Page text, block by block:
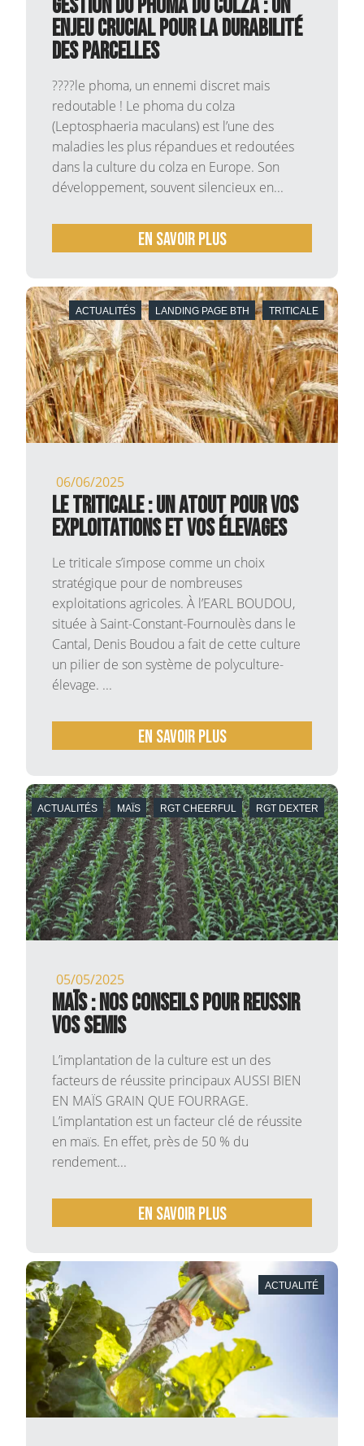
Gestion du phoma du colza : un
enjeu crucial pour la durabilité
des parcelles
????le phoma, un ennemi discret mais
redoutable ! Le phoma du colza
(Leptosphaeria maculans) est l’une des
maladies les plus répandues et redoutées
dans la culture du colza en Europe. Son
développement, souvent silencieux en...
En savoir plus
ACTUALITÉS LANDING PAGE BTH TRITICALE
06/06/2025
Le triticale : un atout pour vos
exploitations et vos élevages
Le triticale s’impose comme un choix
stratégique pour de nombreuses
exploitations agricoles. À l’EARL BOUDOU,
située à Saint-Constant-Fournoulès dans le
Cantal, Denis Boudou a fait de cette culture
un pilier de son système de polyculture-
élevage. ...
En savoir plus
ACTUALITÉS MAÏS RGT CHEERFUL RGT DEXTER
05/05/2025
MAÏS : NOS CONSEILS POUR REUSSIR
VOS SEMIS
L’implantation de la culture est un des
facteurs de réussite principaux AUSSI BIEN
EN MAÏS GRAIN QUE FOURRAGE.
L’implantation est un facteur clé de réussite
en maïs. En effet, près de 50 % du
rendement...
En savoir plus
ACTUALITÉ